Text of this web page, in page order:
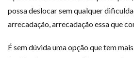
possa deslocar sem qualquer
arrecadação, arrecadação essa que
É sem dúvida uma opção que tem